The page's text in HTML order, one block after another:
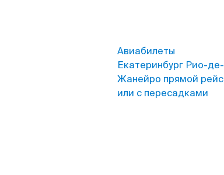
Авиабилеты
Екатеринбург Рио-де-
Жанейро прямой рейс
или с пересадками